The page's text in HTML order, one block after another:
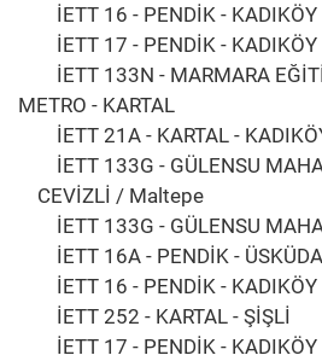
İETT 16 - PENDİK - KADIKÖY
İETT 17 - PENDİK - KADIKÖY
İETT 133N - MARMARA
METRO - KARTAL
İETT 21A - KARTAL -
İETT 133G - GÜLENSU
CEVİZLİ / Maltepe
İETT 133G - GÜLENSU
İETT 16A - PENDİK -
İETT 16 - PENDİK - KADIKÖY
İETT 252 - KARTAL - ŞİŞLİ
İETT 17 - PENDİK - KADIKÖY